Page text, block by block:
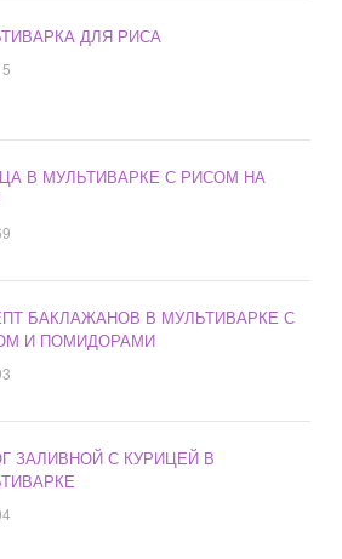
ДЛЯ РИСА
В МУЛЬТИВАРКЕ С РИСОМ НА
БАКЛАЖАНОВ В МУЛЬТИВАРКЕ С
И ПОМИДОРАМИ
ЗАЛИВНОЙ С КУРИЦЕЙ В